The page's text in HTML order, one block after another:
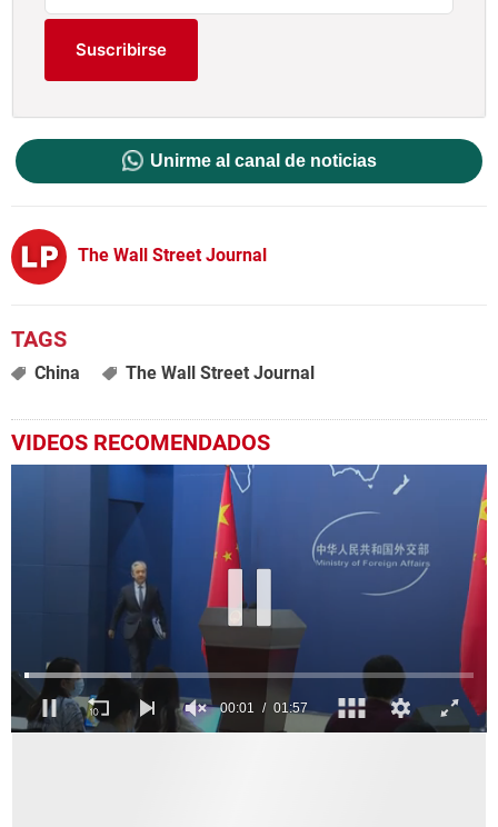
Suscribirse
Unirme al canal de noticias
The Wall Street Journal
China The Wall Street Journal
VIDEOS RECOMENDADOS